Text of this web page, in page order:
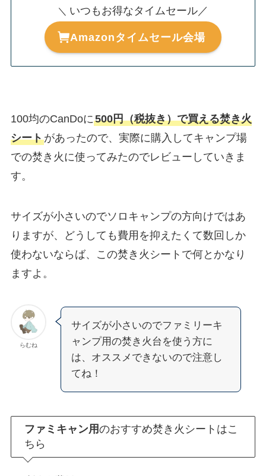
＼ いつもお得なタイムセール／
Amazonタイムセール会場
100均のCanDoに500円（税抜き）で買える焚き火
シートがあったので、実際に購入してキャンプ場
での焚き火に使ってみたのでレビューしていきま
す。
サイズが小さいのでソロキャンプの方向けではあ
りますが、どうしても費用を抑えたくて数回しか
使わないならば、この焚き火シートで何とかなり
ますよ。
らむね
サイズが小さいのでファミリーキ
ャンプ用の焚き火台を使う方に
は、オススメできないので注意し
てね！
ファミキャン用のおすすめ焚き火シートはこ
ちら